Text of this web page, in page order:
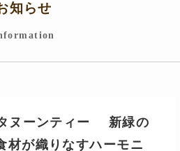
知らせ
タヌーンティー 新緑の
材が織りなすハーモニ